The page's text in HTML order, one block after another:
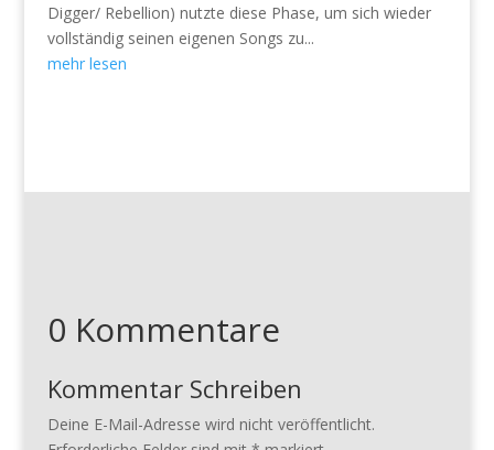
Digger/ Rebellion) nutzte diese Phase, um sich wieder
vollständig seinen eigenen Songs zu...
mehr lesen
0 Kommentare
Kommentar Schreiben
Deine E-Mail-Adresse wird nicht veröffentlicht.